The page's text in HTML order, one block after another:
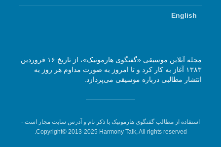
English
مجله آنلاین موسیقی «گفتگوی هارمونیک»، از تاریخ ۱۶ فروردین
۱۳۸۳ آغاز به کار کرد و تا امروز به صورت مداوم هر روز به
انتشار مطالبی درباره موسیقی می‌پردازد.
استفاده از مطالب گفتگوی هارمونیک با ذکر نام و آدرس سایت مجاز است -
Copyright© 2013-2025 Harmony Talk, All rights reserved.